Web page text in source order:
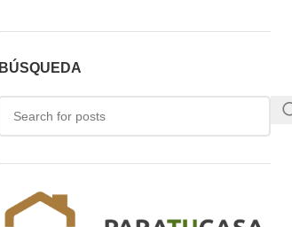
BÚSQUEDA